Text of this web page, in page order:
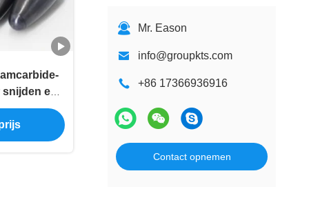
Mr. Eason
info@groupkts.com
+86 17366936916
Contact opnemen
en